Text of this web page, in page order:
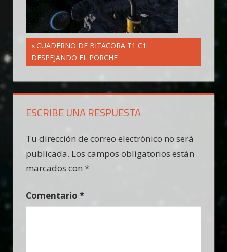
Navegación
de
entradas
Entrada
anterior:
CUADERNO DE BITACORA T1 C1:
DESPEJANDO EL PORCHE
ESCRIBE UNA RESPUESTA
Tu dirección de correo electrónico no será
publicada. Los campos obligatorios están
marcados con *
Comentario *